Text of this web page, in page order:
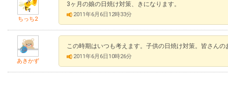
ちっち2
3ヶ月の娘の日焼け対策、きになります。
2011年6月6日12時33分
あきかず
この時期はいつも考えます。子供の日焼け対策。皆さん
2011年6月6日10時26分